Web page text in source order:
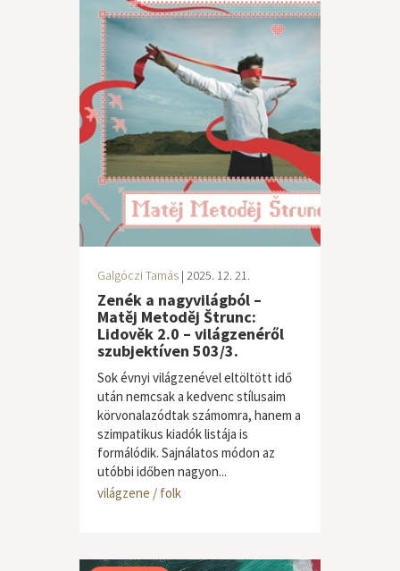
Galgóczi Tamás | 2025. 12. 21.
Zenék a nagyvilágból –
Matěj Metoděj Štrunc:
Lidověk 2.0 – világzenéről
szubjektíven 503/3.
Sok évnyi világzenével eltöltött idő
után nemcsak a kedvenc stílusaim
körvonalazódtak számomra, hanem a
szimpatikus kiadók listája is
formálódik. Sajnálatos módon az
utóbbi időben nagyon...
világzene / folk